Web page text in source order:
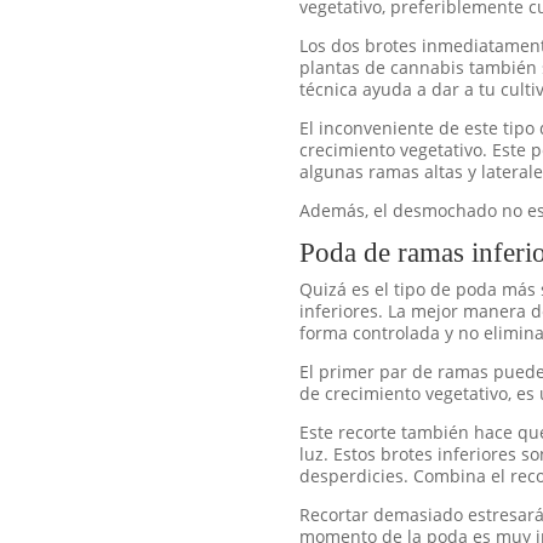
vegetativo, preferiblemente
Los dos brotes
plantas de cannabis
técnica ayuda a dar a tu
El inconveniente de este
crecimiento vegetativo. Este
algunas ramas altas y
Además, el desmochado no
Poda de ramas
Quizá es el tipo de poda
inferiores. La mejor manera
forma controlada y no
El primer par de ramas
de crecimiento vegetativo,
Este recorte también hace
luz. Estos brotes inferiores
desperdicies. Combina el
Recortar demasiado
momento de la poda es muy